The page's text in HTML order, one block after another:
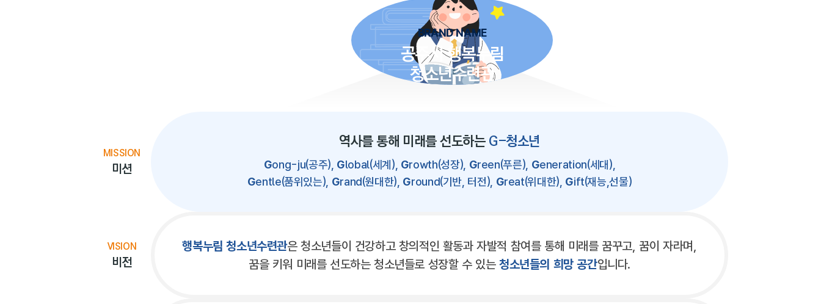
BRAND NAME
공주시 행복누림
청소년수련관
MISSION
미션
역사를 통해 미래를 선도하는G-청소년
Gong-ju(공주), Global(세계), Growth(성장), Green(푸른), Generation(세대),
Gentle(품위있는), Grand(원대한), Ground(기반, 터전), Great(위대한), Gift(재능,선물)
VISION
비전
행복누림 청소년수련관은 청소년들이 건강하고 창의적인 활동과 자발적 참여를 통해 미래를 꿈꾸고, 꿈이 자라며,
꿈을 키워 미래를 선도하는 청소년들로 성장할 수 있는 청소년들의 희망 공간입니다.